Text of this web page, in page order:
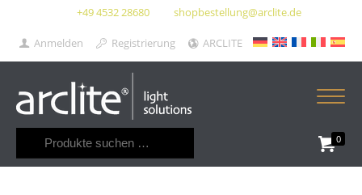
+49 4532 28680 shopbestellung@arclite.de
Anmelden Registrierung ARCLITE
0